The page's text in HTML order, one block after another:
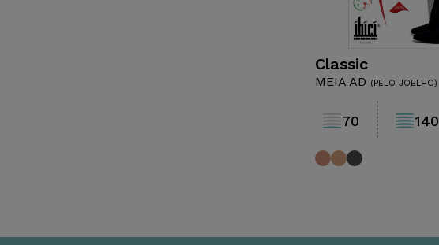
2
Classic
MEIA AD (PELO JOELHO)
70 140